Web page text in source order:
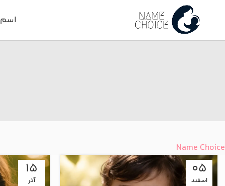
اسم
Name Choice
05
اسفند
15
آذر